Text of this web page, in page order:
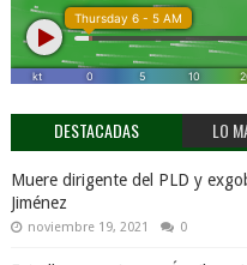
DESTACADAS LO
Muere dirigente del PLD y
Jiménez
noviembre 19, 2021 0